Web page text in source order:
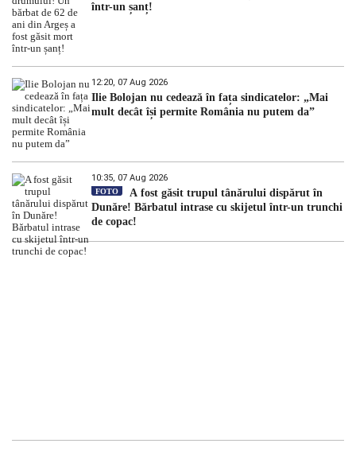
într-un șanț!
12:20, 07 Aug 2026
Ilie Bolojan nu cedează în fața sindicatelor: „Mai
mult decât își permite România nu putem da”
10:35, 07 Aug 2026
FOTO
A fost găsit trupul tânărului dispărut în
Dunăre! Bărbatul intrase cu skijetul într-un trunchi
de copac!